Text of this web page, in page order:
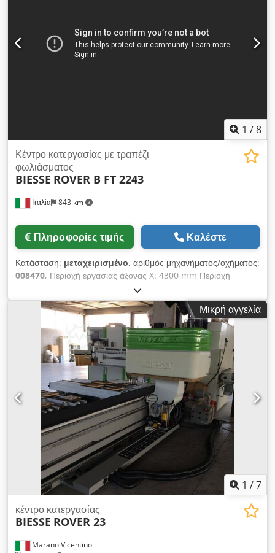
1 /8
Ιταλία 843 km
Κέντρο κατεργασίας με τραπέζι
φωλιάσματος
BIESSE ROVER B FT 2243
Πληροφορίες τιμής Καλέστε
Κατάσταση: μεταχειρισμένο, αριθμός μηχανήματος/οχήματος:
008470, Περιοχή εργασίας άξονας X: 4300 mm Περιοχή
εργασίας άξονας Y: 2205 mm Επιφάνεια εργασίας: Τραπέζι
Nesting Cedpoyzyrvefx Akwjrf Ισχύς κύριας ατράκτου: 13 kW
Αριθμός ελεγχόμενων αξόνων: 5 άξονες Αριθμός αξόνων
τρυπανιού: 46 Αριθμός θέσεων εργαλείων: 22
Μικρή αγγελία
1 /7
Marano Vicentino
κέντρο κατεργασίας
BIESSE ROVER 23